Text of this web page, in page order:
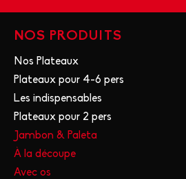
NOS PRODUITS
Nos Plateaux
Plateaux pour 4-6 pers
Les indispensables
Plateaux pour 2 pers
Jambon & Paleta
À la découpe
Avec os